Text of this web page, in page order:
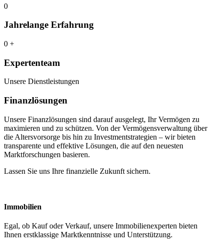
0
Jahrelange Erfahrung
0 +
Expertenteam
Unsere Dienstleistungen
Finanzlösungen
Unsere Finanzlösungen sind darauf ausgelegt, Ihr Vermögen zu
maximieren und zu schützen. Von der Vermögensverwaltung über
die Altersvorsorge bis hin zu Investmentstrategien – wir bieten
transparente und effektive Lösungen, die auf den neuesten
Marktforschungen basieren.
Lassen Sie uns Ihre finanzielle Zukunft sichern.
Immobilien
Egal, ob Kauf oder Verkauf, unsere Immobilienexperten bieten
Ihnen erstklassige Marktkenntnisse und Unterstützung.